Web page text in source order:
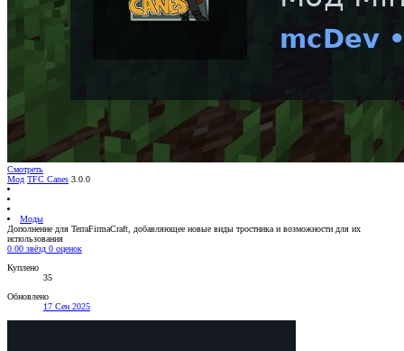
Смотреть
Мод TFC Canes 3.0.0
Моды
Дополнение для TerraFirmaCraft, добавляющее новые виды тростника и возможности для их
использования
0.00 звёзд 0 оценок
Куплено
35
Обновлено
17 Сен 2025